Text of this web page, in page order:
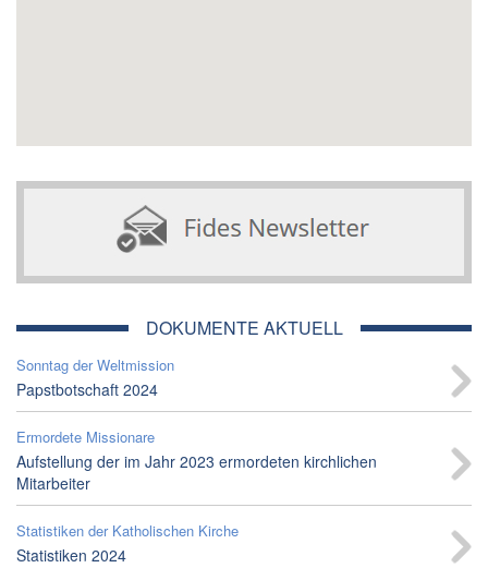
DOKUMENTE AKTUELL
Sonntag der Weltmission
Papstbotschaft 2024
Ermordete Missionare
Aufstellung der im Jahr 2023 ermordeten kirchlichen
Mitarbeiter
Statistiken der Katholischen Kirche
Statistiken 2024